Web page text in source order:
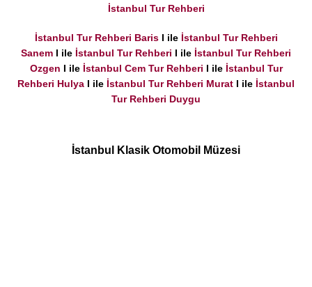
İstanbul Tur Rehberi
İstanbul Tur Rehberi BarisI ile İstanbul Tur Rehberi
Sanem I ile İstanbul Tur Rehberi I ile İstanbul Tur Rehberi
Ozgen I ile İstanbul Cem Tur Rehberi I ile İstanbul Tur
Rehberi Hulya I ile İstanbul Tur Rehberi Murat I ile İstanbul
Tur Rehberi Duygu
İstanbul Klasik Otomobil Müzesi